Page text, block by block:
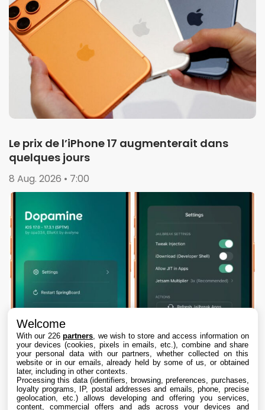
Le prix de l’iPhone 17 augmenterait dans
quelques jours
8 Aug. 2026 • 7:00
Welcome
With our 226partners , we wish to store and access information on
your devices (cookies, pixels in emails, etc.), combine and share
your personal data with our partners, whether collected on this
website or in our emails, already held by some of us, or obtained
later, including in other contexts.
Processing this data (identifiers, browsing, preferences, purchases,
loyalty programs, IP, postal addresses and emails, phone, precise
geolocation, etc.) allows developing and offering you services,
content, commercial offers and ads across your devices and